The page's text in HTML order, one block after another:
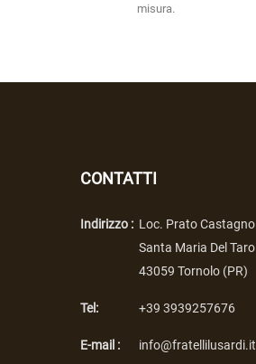
misura.
CONTATTI
Indirizzo : Loc. Prato Castagno
Santa Maria Del Taro
43059 Tornolo (PR)
Tel: +39 3939257676
E-mail : info@fratellilusardi.it